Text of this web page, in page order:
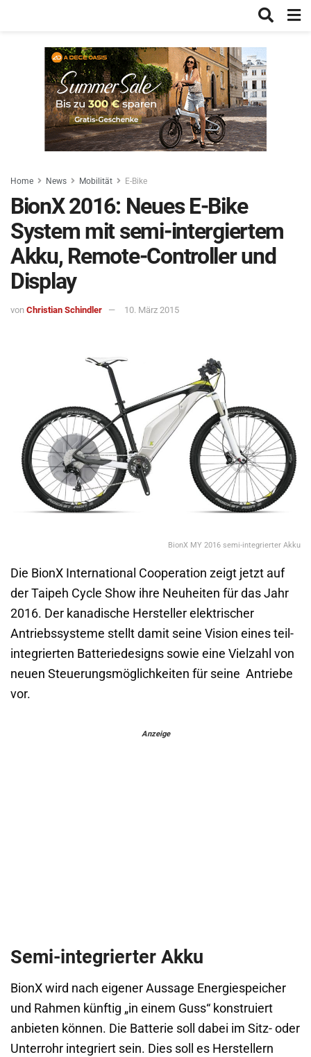
Home News Mobilität E-Bike
BionX 2016: Neues E-Bike
System mit semi-intergiertem
Akku, Remote-Controller und
Display
von Christian Schindler 10. März 2015
BionX MY 2016 semi-integrierter Akku
Die BionX International Cooperation zeigt jetzt auf
der Taipeh Cycle Show ihre Neuheiten für das Jahr
2016. Der kanadische Hersteller elektrischer
Antriebssysteme stellt damit seine Vision eines teil-
integrierten Batteriedesigns sowie eine Vielzahl von
neuen Steuerungsmöglichkeiten für seine Antriebe
vor.
Anzeige
Semi-integrierter Akku
BionX wird nach eigener Aussage Energiespeicher
und Rahmen künftig „in einem Guss“ konstruiert
anbieten können. Die Batterie soll dabei im Sitz- oder
Unterrohr integriert sein. Dies soll es Herstellern